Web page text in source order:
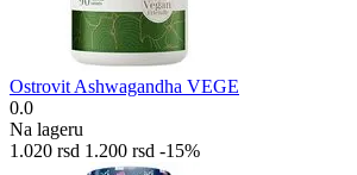
Ostrovit Ashwagandha VEGE
0.0
Na lageru
1.020 rsd 1.200 rsd -15%